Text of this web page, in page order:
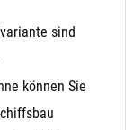
sind
können Sie